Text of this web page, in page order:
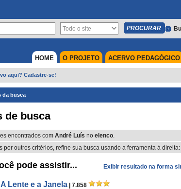
ACERVO PEDAGÓGICO
O PROJETO
HOME
aqui? Cadastre-se!
da busca
de busca
encontrados com André Luís no elenco.
por outros critérios, refine sua busca usando a ferramenta à direita:
Exibir resultado na forma
pode assistir...
A Lente e a Janela
| 7.858